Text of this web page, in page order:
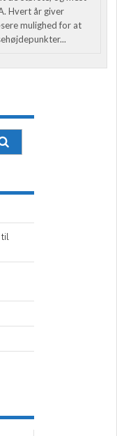
Hvert år giver
mulighed for at